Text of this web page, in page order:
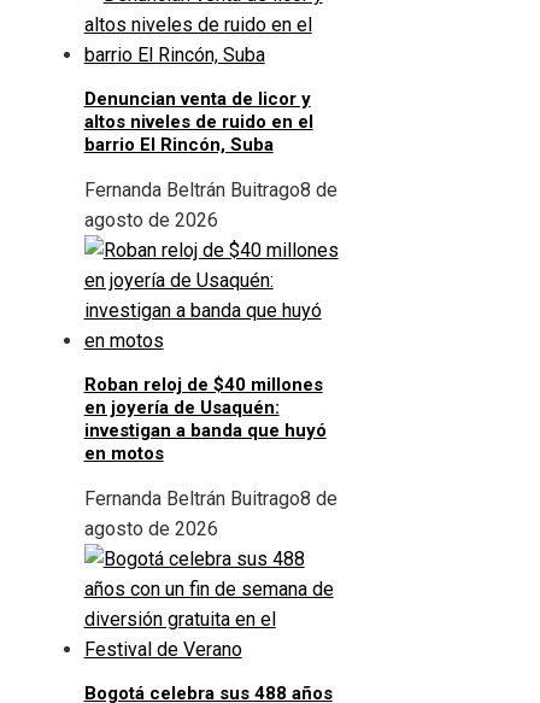
Denuncian venta de licor y
altos niveles de ruido en el
barrio El Rincón, Suba
Fernanda Beltrán Buitrago8 de
agosto de 2026
Roban reloj de $40 millones
en joyería de Usaquén:
investigan a banda que huyó
en motos
Fernanda Beltrán Buitrago8 de
agosto de 2026
Bogotá celebra sus 488 años